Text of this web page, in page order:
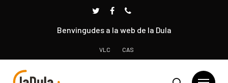
Benvingudes a la web de la Dula
VLC CAS